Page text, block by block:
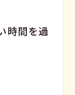
時間を過